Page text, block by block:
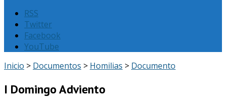
RSS
Twitter
Facebook
YouTube
Inicio > Documentos > Homilias > Documento
I Domingo Adviento